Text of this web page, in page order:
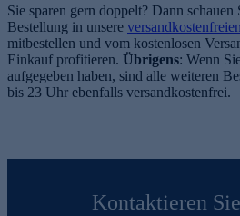
Sie sparen gern doppelt? Dann schauen
Bestellung in unsere
mitbestellen und vom kostenlosen
Einkauf profitieren. Übrigens: Wenn
aufgegeben haben, sind alle weiteren
bis 23 Uhr ebenfalls versandkostenfrei.
Kontaktieren